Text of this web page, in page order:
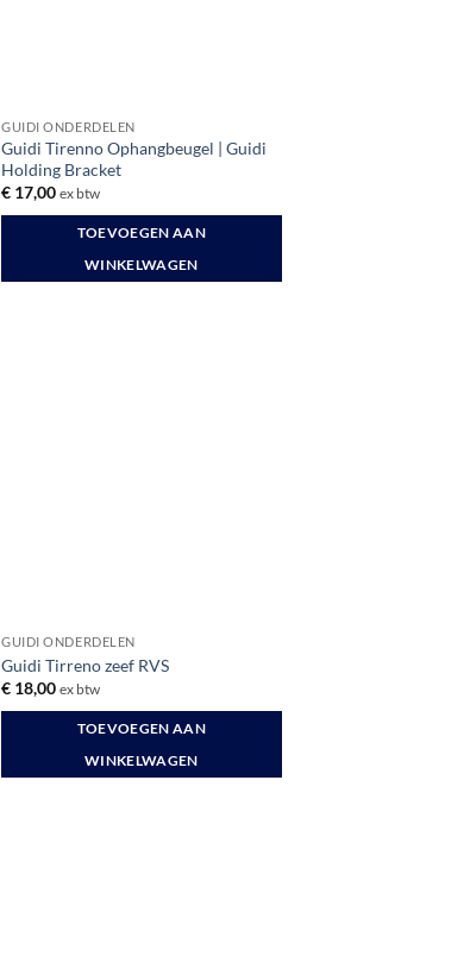
GUIDI ONDERDELEN
Guidi Tirenno Ophangbeugel | Guidi
Holding Bracket
€ 17,00 ex btw
TOEVOEGEN AAN
WINKELWAGEN
GUIDI ONDERDELEN
Guidi Tirreno zeef RVS
€ 18,00 ex btw
TOEVOEGEN AAN
WINKELWAGEN